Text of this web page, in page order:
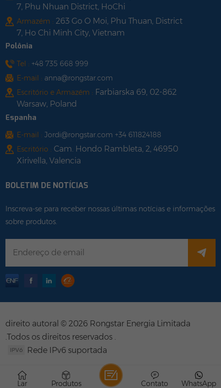
7, Phu Nhuan District, HoChi
Armazém : 263 Go O Moi, Phu Thuan, District
7, Ho Chi Minh City, Vietnam
Polônia
Tel : +48 735 668 999
E-mail : anna@rongstar.com
Escritório e Armazém : Farbiarska 69, 02-862
Warsaw, Poland
Espanha
E-mail : Jordi@rongstar.com +34 611824188
Escritório : Cam. Hondo Rambleta, 2, 46950
Xirivella, Valencia
BOLETIM DE NOTÍCIAS
Inscreva-se para receber nossas últimas notícias e informações
sobre produtos.
direito autoral © 2026 Rongstar Energia Limitada
.Todos os direitos reservados .
Rede IPv6 suportada
Lar Produtos WhatsApp
Contato